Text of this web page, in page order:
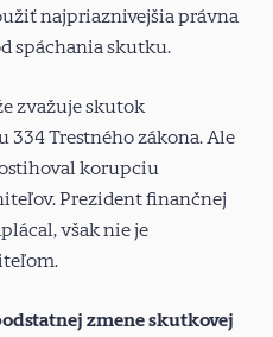
najpriaznivejšia právna
spáchania skutku.
zvažuje skutok
Trestného zákona. Ale
korupciu
Prezident finančnej
však nie je
zmene skutkovej